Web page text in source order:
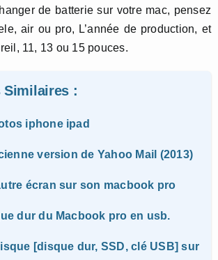
de batterie sur votre mac, pensez
air ou pro, L’année de production, et
11, 13 ou 15 pouces.
Similaires :
iphone ipad
version de Yahoo Mail (2013)
écran sur son macbook pro
dur du Macbook pro en usb.
[disque dur, SSD, clé USB] sur